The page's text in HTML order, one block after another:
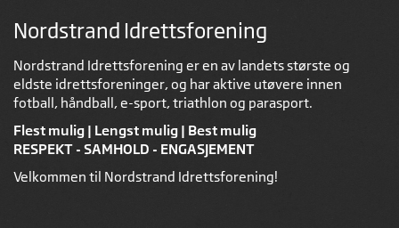
Nordstrand Idrettsforening
Nordstrand Idrettsforening er en av landets største og
eldste idrettsforeninger, og har aktive utøvere innen
fotball, håndball, e-sport, triathlon og parasport.
Flest mulig | Lengst mulig | Best mulig
RESPEKT - SAMHOLD - ENGASJEMENT
Velkommen til Nordstrand Idrettsforening!